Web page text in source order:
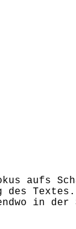
aufs
Textes.
in der